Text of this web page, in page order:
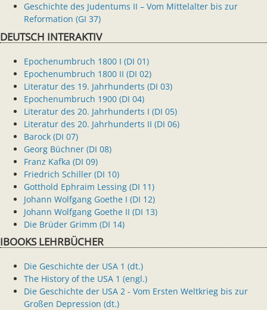
Geschichte des Judentums II – Vom Mittelalter bis zur
Reformation (GI 37)
DEUTSCH INTERAKTIV
Epochenumbruch 1800 I (DI 01)
Epochenumbruch 1800 II (DI 02)
Literatur des 19. Jahrhunderts (DI 03)
Epochenumbruch 1900 (DI 04)
Literatur des 20. Jahrhunderts I (DI 05)
Literatur des 20. Jahrhunderts II (DI 06)
Barock (DI 07)
Georg Büchner (DI 08)
Franz Kafka (DI 09)
Friedrich Schiller (DI 10)
Gotthold Ephraim Lessing (DI 11)
Johann Wolfgang Goethe I (DI 12)
Johann Wolfgang Goethe II (DI 13)
Die Brüder Grimm (DI 14)
IBOOKS LEHRBÜCHER
Die Geschichte der USA 1 (dt.)
The History of the USA 1 (engl.)
Die Geschichte der USA 2 - Vom Ersten Weltkrieg bis zur
Großen Depression (dt.)